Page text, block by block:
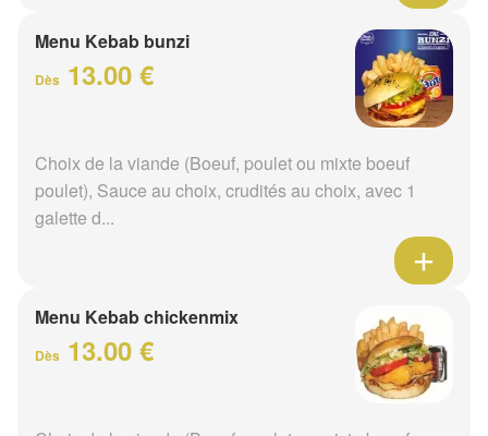
Menu Kebab bunzi
Dès 13.00 €
Choix de la viande (Boeuf, poulet ou mixte boeuf
poulet), Sauce au choix, crudités au choix, avec 1
galette d...
Menu Kebab chickenmix
Dès 13.00 €